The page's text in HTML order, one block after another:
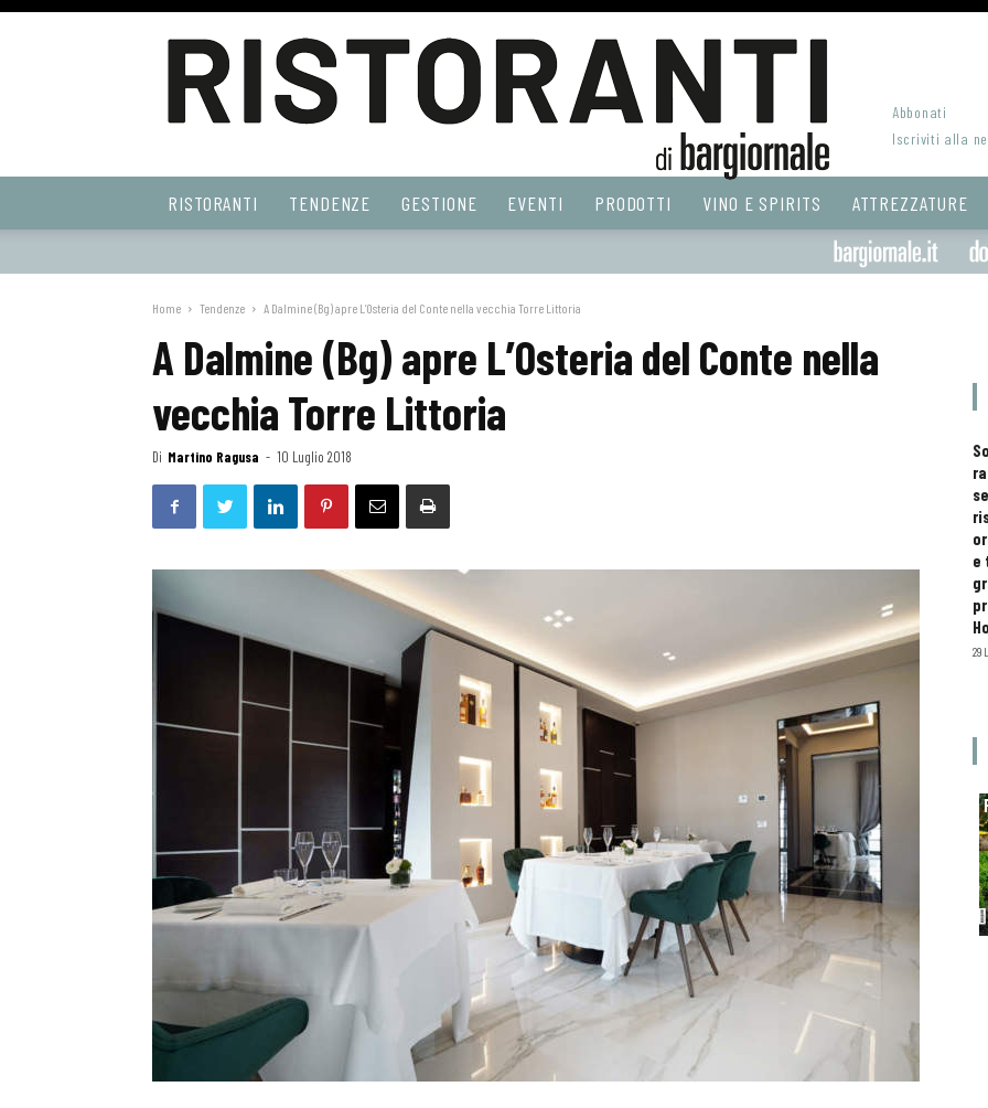
Web
Abbonati
Iscriviti alla
RISTORANTI TENDENZE GESTIONE EVENTI PRODOTTI VINO E SPIRITS ATTREZZATURE
Home Tendenze A Dalmine (Bg) apre L’Osteria del Conte nella vecchia Torre Littoria
A Dalmine (Bg) apre L’Osteria del Conte nella
vecchia Torre Littoria
Di Martino Ragusa - 10 Luglio 2018
e
29